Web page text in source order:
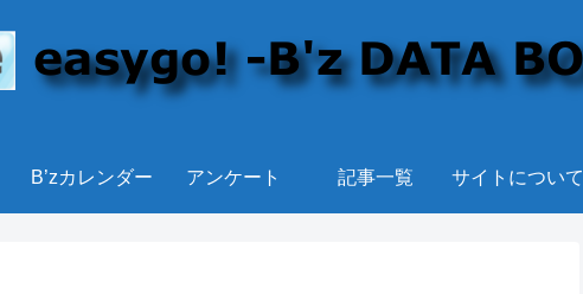
B’zカレンダー アンケート 記事一覧 サイトについて